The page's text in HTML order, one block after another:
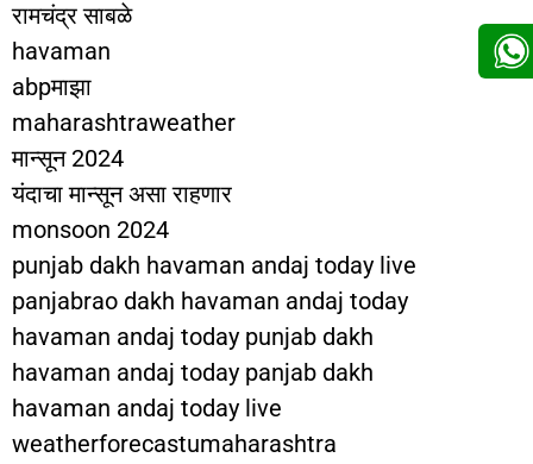
रामचंद्र साबळे
havaman
abpमाझा
maharashtraweather
मान्सून 2024
यंदाचा मान्सून असा राहणार
monsoon 2024
punjab dakh havaman andaj today live
panjabrao dakh havaman andaj today
havaman andaj today punjab dakh
havaman andaj today panjab dakh
havaman andaj today live
weatherforecastumaharashtra